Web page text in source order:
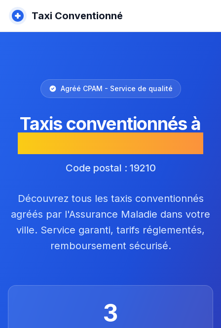
Taxi Conventionné
Agréé CPAM - Service de qualité
Taxis conventionnés à
Code postal : 19210
Découvrez tous les taxis conventionnés
agréés par l'Assurance Maladie dans votre
ville. Service garanti, tarifs réglementés,
remboursement sécurisé.
3